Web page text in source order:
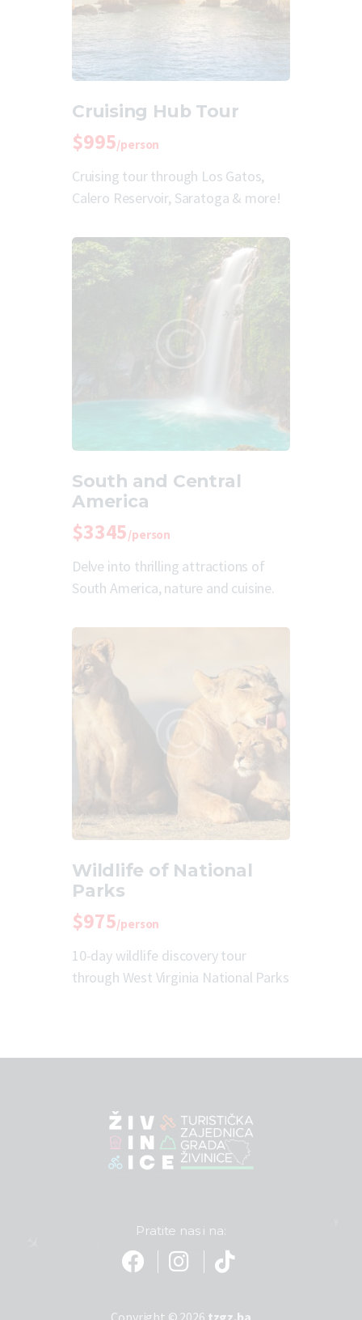
Cruising Hub Tour
$995/person
Cruising tour through Los Gatos,
Calero Reservoir, Saratoga & more!
South and Central
America
$3345/person
Delve into thrilling attractions of
South America, nature and cuisine.
Wildlife of National
Parks
$975/person
10-day wildlife discovery tour
through West Virginia National Parks
Pratite nas i na:
Copyright © 2026 tzgz.ba